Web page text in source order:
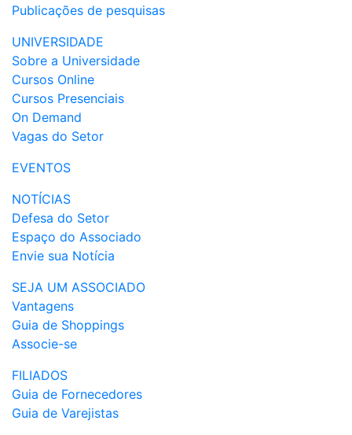
Publicações de pesquisas
UNIVERSIDADE
Sobre a Universidade
Cursos Online
Cursos Presenciais
On Demand
Vagas do Setor
EVENTOS
NOTÍCIAS
Defesa do Setor
Espaço do Associado
Envie sua Notícia
SEJA UM ASSOCIADO
Vantagens
Guia de Shoppings
Associe-se
FILIADOS
Guia de Fornecedores
Guia de Varejistas